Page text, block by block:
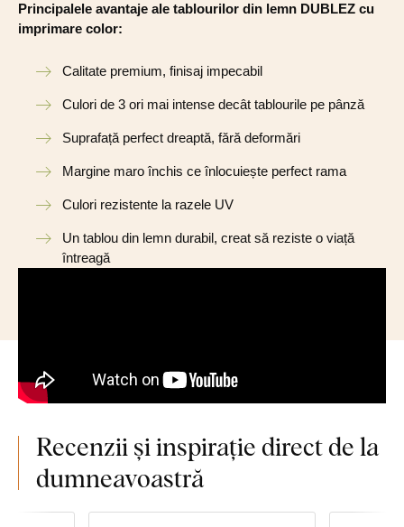
Principalele avantaje ale tablourilor din lemn DUBLEZ cu
imprimare color:
Calitate premium, finisaj impecabil
Culori de 3 ori mai intense decât tablourile pe pânză
Suprafață perfect dreaptă, fără deformări
Margine maro închis ce înlocuiește perfect rama
Culori rezistente la razele UV
Un tablou din lemn durabil, creat să reziste o viață
întreagă
Recenzii și inspirație direct de la
dumneavoastră